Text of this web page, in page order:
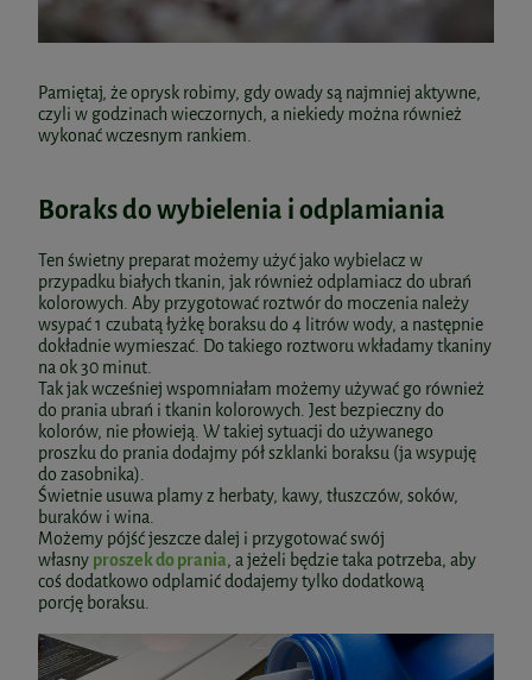
Pamiętaj, że oprysk robimy, gdy owady są najmniej aktywne,
czyli w godzinach wieczornych, a niekiedy można również
wykonać wczesnym rankiem.
Boraks do wybielenia i odplamiania
Ten świetny preparat możemy użyć jako wybielacz w
przypadku białych tkanin, jak również odplamiacz do ubrań
kolorowych. Aby przygotować roztwór do moczenia należy
wsypać 1 czubatą łyżkę boraksu do 4 litrów wody, a następnie
dokładnie wymieszać. Do takiego roztworu wkładamy tkaniny
na ok 30 minut.
Tak jak wcześniej wspomniałam możemy używać go również
do prania ubrań i tkanin kolorowych. Jest bezpieczny do
kolorów, nie płowieją. W takiej sytuacji do używanego
proszku do prania dodajmy pół szklanki boraksu (ja wsypuję
do zasobnika).
Świetnie usuwa plamy z herbaty, kawy, tłuszczów, soków,
buraków i wina.
Możemy pójść jeszcze dalej i przygotować swój
własny proszek do prania, a jeżeli będzie taka potrzeba, aby
coś dodatkowo odplamić dodajemy tylko dodatkową
porcję boraksu.